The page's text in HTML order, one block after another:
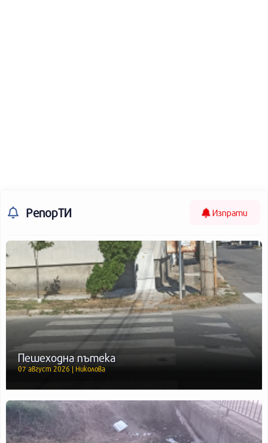
РепорТИ Изпрати
Пешеходна пътека
07 август 2026 | Николова